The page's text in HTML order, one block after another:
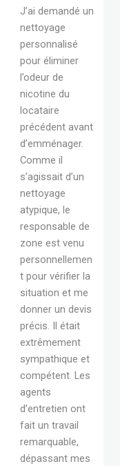
J’ai demandé un
nettoyage
personnalisé
pour éliminer
l’odeur de
nicotine du
locataire
précédent avant
d’emménager.
Comme il
s’agissait d’un
nettoyage
atypique, le
responsable de
zone est venu
personnellemen
t pour vérifier la
situation et me
donner un devis
précis. Il était
extrêmement
sympathique et
compétent. Les
agents
d’entretien ont
fait un travail
remarquable,
dépassant mes